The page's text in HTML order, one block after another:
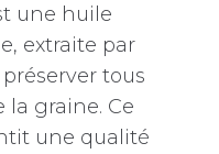
une huile
extraite par
tous
la graine. Ce
une qualité